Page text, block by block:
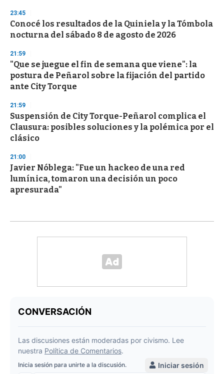
23:45
Conocé los resultados de la Quiniela y la Tómbola
nocturna del sábado 8 de agosto de 2026
21:59
"Que se juegue el fin de semana que viene": la
postura de Peñarol sobre la fijación del partido
ante City Torque
21:59
Suspensión de City Torque-Peñarol complica el
Clausura: posibles soluciones y la polémica por el
clásico
21:00
Javier Nóblega: "Fue un hackeo de una red
lumínica, tomaron una decisión un poco
apresurada"